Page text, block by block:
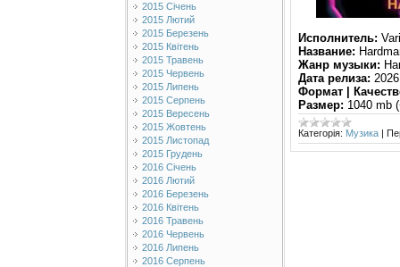
2015 Січень
2015 Лютий
2015 Березень
2015 Квітень
2015 Травень
2015 Червень
2015 Липень
2015 Серпень
2015 Вересень
2015 Жовтень
2015 Листопад
2015 Грудень
2016 Січень
2016 Лютий
2016 Березень
2016 Квітень
2016 Травень
2016 Червень
2016 Липень
2016 Серпень
Исполнитель:
Название:
Жанр музыки:
Дата релиза: 2026
Формат |
Размер: 1040 mb
Категорія: Музика |